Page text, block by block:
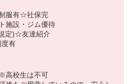
服有☆社保完
施設・ジム優待
定)☆友達紹介
有
校生は不可